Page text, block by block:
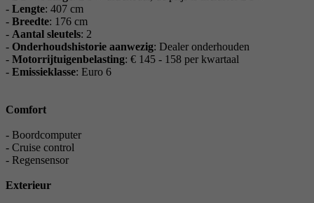
- Lengte: 407 cm
- Breedte: 176 cm
- Aantal sleutels: 2
- Onderhoudshistorie aanwezig: Dealer onderhouden
- Motorrijtuigenbelasting: € 145 - 158 per kwartaal
- Emissieklasse: Euro 6
Comfort
- Boordcomputer
- Cruise control
- Regensensor
Exterieur